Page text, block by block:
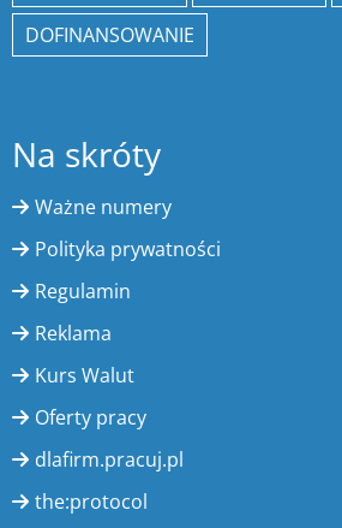
DOFINANSOWANIE
Na skróty
Ważne numery
Polityka prywatności
Regulamin
Reklama
Kurs Walut
Oferty pracy
dlafirm.pracuj.pl
the:protocol